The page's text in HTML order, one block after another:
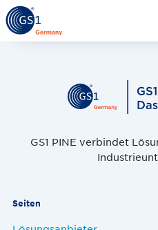
GS1 PINE verbindet
Seiten